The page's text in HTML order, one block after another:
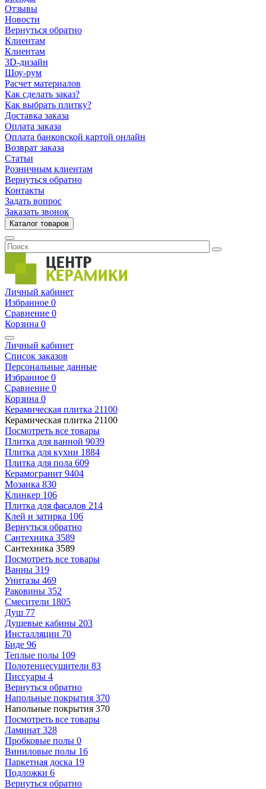
Отзывы
Новости
Вернуться обратно
Клиентам
Клиентам
3D-дизайн
Шоу-рум
Расчет материалов
Как сделать заказ?
Как выбрать плитку?
Доставка заказа
Оплата заказа
Оплата банковской картой онлайн
Возврат заказа
Статьи
Розничным клиентам
Вернуться обратно
Контакты
Задать вопрос
Заказать звонок
Каталог товаров
Личный кабинет
Избранное 0
Сравнение 0
Корзина 0
Личный кабинет
Список заказов
Персональные данные
Избранное 0
Сравнение 0
Корзина 0
Керамическая плитка 21100
Керамическая плитка 21100
Посмотреть все товары
Плитка для ванной 9039
Плитка для кухни 1884
Плитка для пола 609
Керамогранит 9404
Мозаика 830
Клинкер 106
Плитка для фасадов 214
Клей и затирка 106
Вернуться обратно
Сантехника 3589
Сантехника 3589
Посмотреть все товары
Ванны 319
Унитазы 469
Раковины 352
Смесители 1805
Душ 77
Душевые кабины 203
Инсталляции 70
Биде 96
Теплые полы 109
Полотенцесушители 83
Писсуары 4
Вернуться обратно
Напольные покрытия 370
Напольные покрытия 370
Посмотреть все товары
Ламинат 328
Пробковые полы 0
Виниловые полы 16
Паркетная доска 19
Подложки 6
Вернуться обратно